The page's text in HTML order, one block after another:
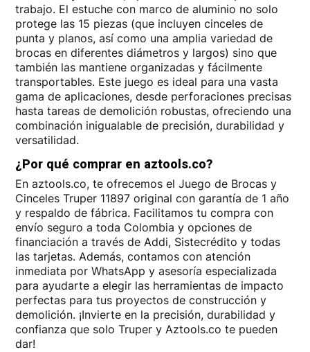
trabajo. El estuche con marco de aluminio no solo
protege las 15 piezas (que incluyen cinceles de
punta y planos, así como una amplia variedad de
brocas en diferentes diámetros y largos) sino que
también las mantiene organizadas y fácilmente
transportables. Este juego es ideal para una vasta
gama de aplicaciones, desde perforaciones precisas
hasta tareas de demolición robustas, ofreciendo una
combinación inigualable de precisión, durabilidad y
versatilidad.
¿Por qué comprar en aztools.co?
En aztools.co, te ofrecemos el Juego de Brocas y
Cinceles Truper 11897 original con garantía de 1 año
y respaldo de fábrica. Facilitamos tu compra con
envío seguro a toda Colombia y opciones de
financiación a través de Addi, Sistecrédito y todas
las tarjetas. Además, contamos con atención
inmediata por WhatsApp y asesoría especializada
para ayudarte a elegir las herramientas de impacto
perfectas para tus proyectos de construcción y
demolición. ¡Invierte en la precisión, durabilidad y
confianza que solo Truper y Aztools.co te pueden
dar!